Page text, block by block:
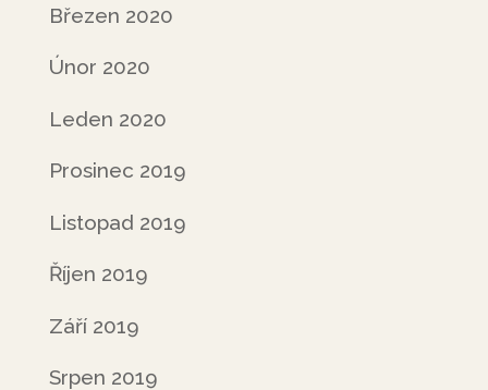
Březen 2020
Únor 2020
Leden 2020
Prosinec 2019
Listopad 2019
Říjen 2019
Září 2019
Srpen 2019